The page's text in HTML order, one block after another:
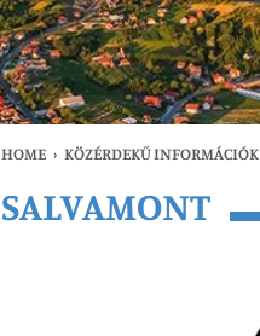
HOME › KÖZÉRDEKŰ INFORMÁCIÓK
SALVAMONT